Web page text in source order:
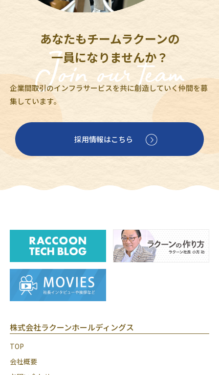
あなたもチームラクーンの
一員になりませんか？
企業間取引のインフラサービスを共に創造していく仲間を募
集しています。
採用情報はこちら
株式会社ラクーンホールディングス
TOP
会社概要